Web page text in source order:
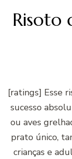
Risoto
[ratings] Esse
sucesso
ou aves
prato único,
crianças e